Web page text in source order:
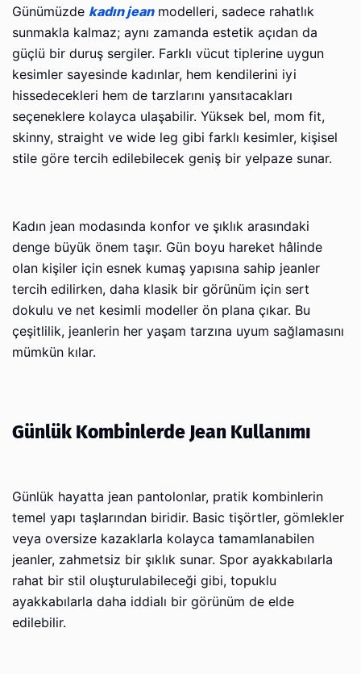
Günümüzde kadın jeanmodelleri, sadece rahatlık
sunmakla kalmaz; aynı zamanda estetik açıdan da
güçlü bir duruş sergiler. Farklı vücut tiplerine uygun
kesimler sayesinde kadınlar, hem kendilerini iyi
hissedecekleri hem de tarzlarını yansıtacakları
seçeneklere kolayca ulaşabilir. Yüksek bel, mom fit,
skinny, straight ve wide leg gibi farklı kesimler, kişisel
stile göre tercih edilebilecek geniş bir yelpaze sunar.
Kadın jean modasında konfor ve şıklık arasındaki
denge büyük önem taşır. Gün boyu hareket hâlinde
olan kişiler için esnek kumaş yapısına sahip jeanler
tercih edilirken, daha klasik bir görünüm için sert
dokulu ve net kesimli modeller ön plana çıkar. Bu
çeşitlilik, jeanlerin her yaşam tarzına uyum sağlamasını
mümkün kılar.
Günlük Kombinlerde Jean Kullanımı
Günlük hayatta jean pantolonlar, pratik kombinlerin
temel yapı taşlarından biridir. Basic tişörtler, gömlekler
veya oversize kazaklarla kolayca tamamlanabilen
jeanler, zahmetsiz bir şıklık sunar. Spor ayakkabılarla
rahat bir stil oluşturulabileceği gibi, topuklu
ayakkabılarla daha iddialı bir görünüm de elde
edilebilir.